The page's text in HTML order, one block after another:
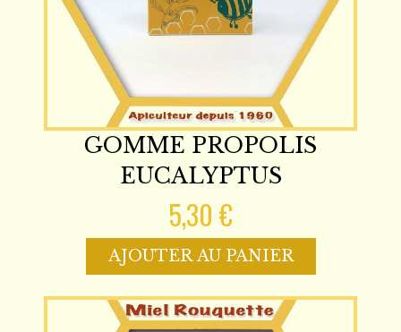
GOMME PROPOLIS
EUCALYPTUS
5,30 €
AJOUTER AU PANIER